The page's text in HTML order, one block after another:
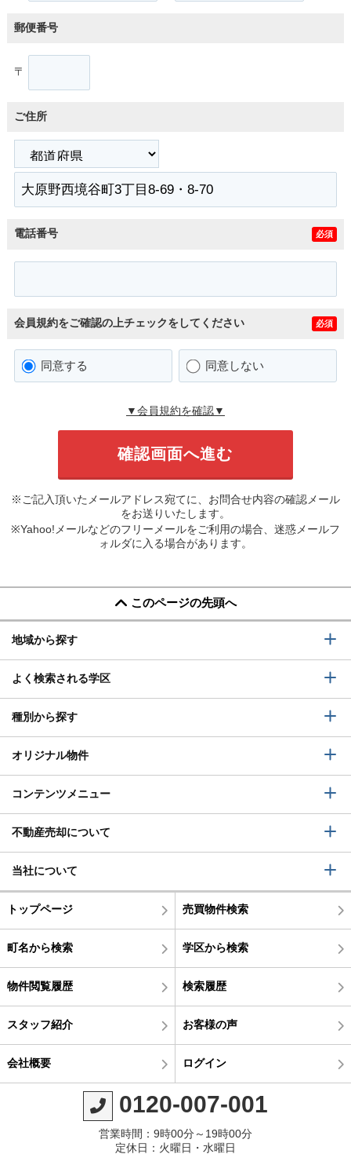
郵便番号
〒
ご住所
電話番号 必須
会員規約をご確認の上チェックをしてください 必須
同意する 同意しない
▼会員規約を確認▼
※ご記入頂いたメールアドレス宛てに、お問合せ内容の確認メール
をお送りいたします。
※Yahoo!メールなどのフリーメールをご利用の場合、迷惑メールフ
ォルダに入る場合があります。
このページの先頭へ
地域から探す
よく検索される学区
種別から探す
オリジナル物件
コンテンツメニュー
不動産売却について
当社について
トップページ 売買物件検索
町名から検索 学区から検索
物件閲覧履歴 検索履歴
スタッフ紹介 お客様の声
会社概要 ログイン
0120-007-001
営業時間：9時00分～19時00分
定休日：火曜日・水曜日